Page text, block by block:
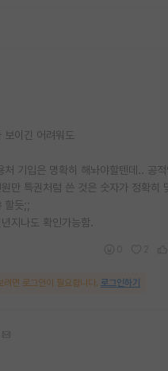
보이긴 어려워도
처 기입은 명확히 해놔야할텐데.. 공
만 특권처럼 쓴 것은 숫자가 정확히
할듯;;
지나도 확인가능함.
려면 로그인이 필요합니다. 로그인하기